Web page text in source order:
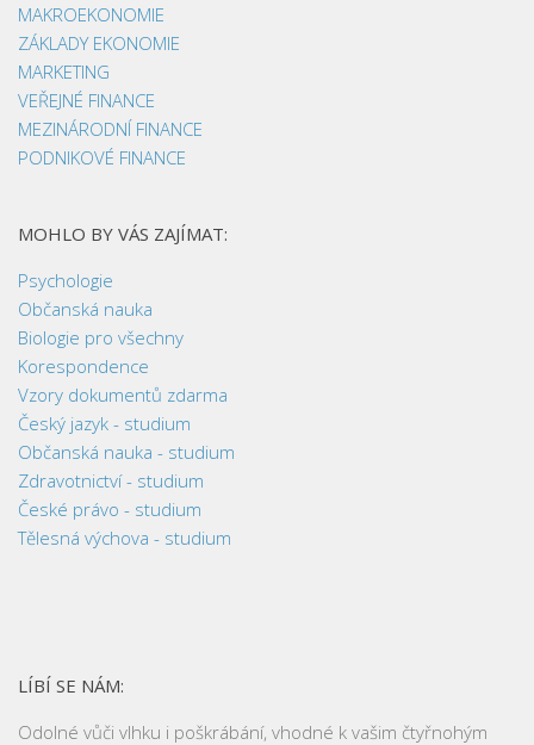
MAKROEKONOMIE
ZÁKLADY EKONOMIE
MARKETING
VEŘEJNÉ FINANCE
MEZINÁRODNÍ FINANCE
PODNIKOVÉ FINANCE
MOHLO BY VÁS ZAJÍMAT:
Psychologie
Občanská nauka
Biologie pro všechny
Korespondence
Vzory dokumentů zdarma
Český jazyk - studium
Občanská nauka - studium
Zdravotnictví - studium
České právo - studium
Tělesná výchova - studium
LÍBÍ SE NÁM:
Odolné vůči vlhku i poškrábání, vhodné k vašim čtyřnohým